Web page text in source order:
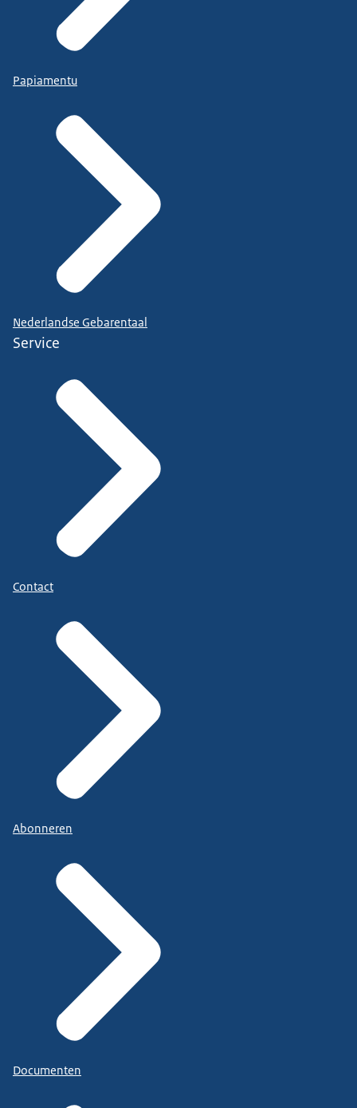
Papiamentu
Nederlandse Gebarentaal
Service
Contact
Abonneren
Documenten